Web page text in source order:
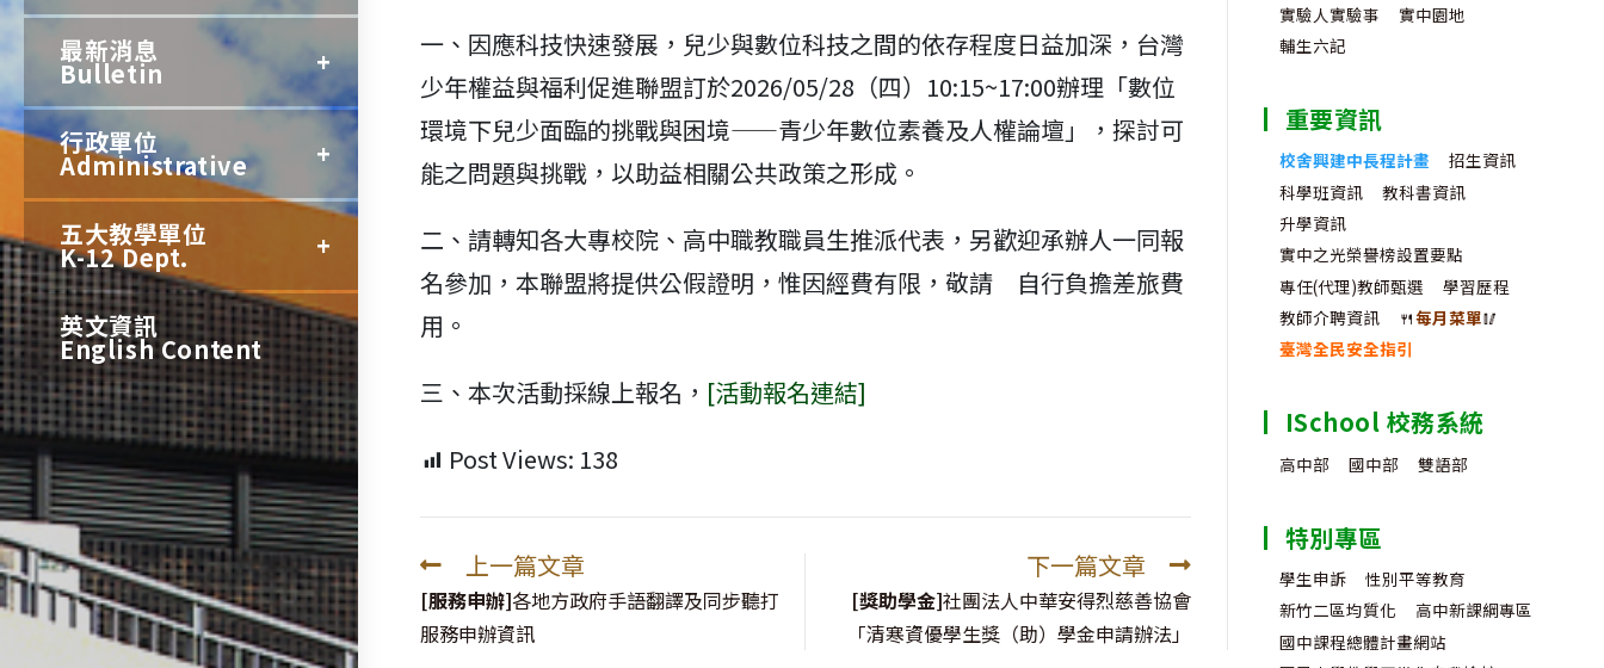
最新消息
Bulletin
行政單位
Administrative
五大教學單位
K-12 Dept.
英文資訊
English Content
一、因應科技快速發展，兒少與數位科技之間的依存程度日益加深，台灣
少年權益與福利促進聯盟訂於2026/05/28（四）10:15~17:00辦理「數位
環境下兒少面臨的挑戰與困境——青少年數位素養及人權論壇」，探討可
能之問題與挑戰，以助益相關公共政策之形成。
二、請轉知各大專校院、高中職教職員生推派代表，另歡迎承辦人一同報
名參加，本聯盟將提供公假證明，惟因經費有限，敬請 自行負擔差旅費
用。
三、本次活動採線上報名， [活動報名連結]
Post Views: 138
Read
more
articles
上一篇文章
[服務申辦]各地方政府手語翻譯及同步聽打
服務申辦資訊
下一篇文章
[獎助學金]社團法人中華安得烈慈善協會
「清寒資優學生獎（助）學金申請辦法」
實驗人實驗事
實中園地
輔生六記
重要資訊
校舍興建中長程計畫
招生資訊
科學班資訊
教科書資訊
升學資訊
實中之光榮譽榜設置要點
專任(代理)教師甄選
學習歷程
教師介聘資訊
🍴每月菜單🥢
臺灣全民安全指引
ISchool 校務系統
高中部 國中部 雙語部
特別專區
學生申訴
性別平等教育
新竹二區均質化
高中新課綱專區
國中課程總體計畫網站